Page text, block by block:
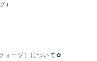
）
ォーツ）について✿